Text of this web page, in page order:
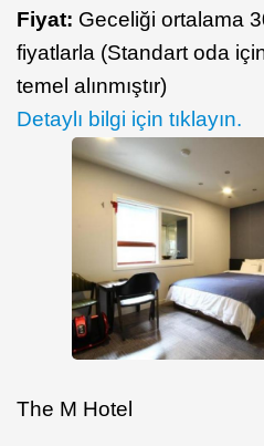
Fiyat: Geceliği ortalama
fiyatlarla (Standart oda
temel alınmıştır)
Detaylı bilgi için tıklayın.
The M Hotel